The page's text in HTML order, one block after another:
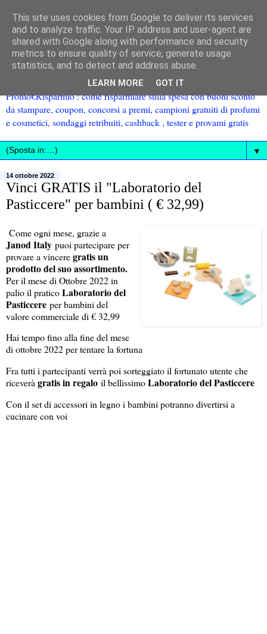
Promo€Risparmio : come risparmiare sulla spesa con buoni sconto
da stampare, coupon, concorsi a premi, campioni gratuiti di profumi
e cosmetici, sondaggi retribuiti, cashback , tester e provami gratis
▼
14 ottobre 2022
Vinci GRATIS il "Laboratorio del
Pasticcere" per bambini ( € 32,99)
Come ogni mese, grazie a
Janod Italy puoi partecipare per
provare a vinceregratis un
prodotto del suo assortimento.
Per il mese di Ottobre 2022 in
palio il praticoLaboratorio del
Pasticcere per bambini del
valore commerciale di € 32,99
Hai tempo fino alla fine del mese
di ottobre 2022 per tentare la fortuna
Fra tutti i partecipanti verrà poi sorteggiato il fortunato utente che
riceverà gratis in regalo il bellissimoLaboratorio del Pasticcere
Con il set di accessori in legno i bambini potranno divertirsi a
cucinare con voi
This site uses cookies from Google to deliver its services
and to analyze traffic. Your IP address and user-agent are
shared with Google along with performance and security
metrics to ensure quality of service, generate usage
statistics, and to detect and address abuse.
LEARN MORE GOT IT